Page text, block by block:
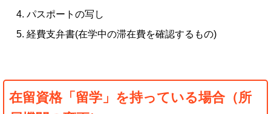
パスポートの写し
経費支弁書(在学中の滞在費を確認するもの)
在留資格「留学」を持っている場合（所